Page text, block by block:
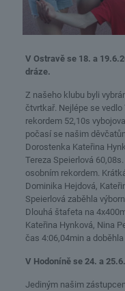
V Ostravě se 18. a
dráze.
Z našeho klubu byli
čtvrtkař. Nejlépe se
rekordem 52,10s
počasí se našim
Dorostenka Kateřina
Tereza Speierlová
osobním rekordem.
Dominika Hejdová,
Speierlová zaběhla
Dlouhá štafeta na
Kateřina Hynková, Nina
čas 4:06,04min a doběhla
V Hodoníně se 24. a
Jediným našim